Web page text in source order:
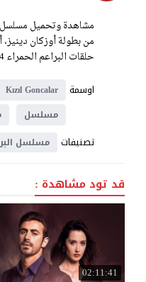
من بطولة أوزكان
حلقات البراعم الحمراء 2024 على قناة فوكس تي في بالتركية، وعلى موقع قصة عشق بالعربية.
اوسمة
Kızıl Goncalar
مسلسل
تصنيفات مسلسل
قد تود مشاهدة :
02:11:41